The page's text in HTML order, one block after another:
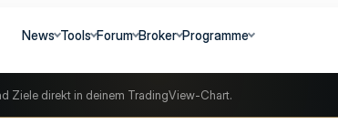
News Tools Forum Broker Programme
Ziele direkt in deinem TradingView-Chart.